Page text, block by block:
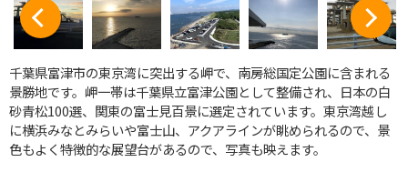
千葉県富津市の東京湾に突出する岬で、南房総国定公園に含まれる
景勝地です。岬一帯は千葉県立富津公園として整備され、日本の白
砂青松100選、関東の富士見百景に選定されています。東京湾越し
に横浜みなとみらいや富士山、アクアラインが眺められるので、景
色もよく特徴的な展望台があるので、写真も映えます。